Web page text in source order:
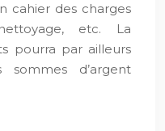
cahier des charges
etc. La
pourra par ailleurs
sommes d’argent